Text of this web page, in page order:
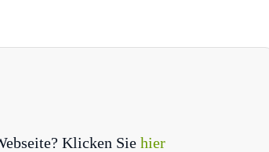
Klicken Sie hier